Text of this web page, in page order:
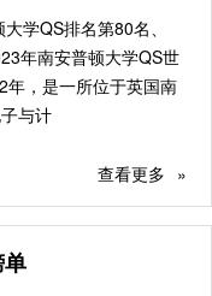
学QS排名第80名、
年南安普顿大学QS世
年，是一所位于英国南
与计
查看更多 »